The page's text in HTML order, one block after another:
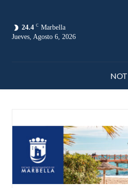
24.4 C Marbella
Jueves, Agosto 6, 2026